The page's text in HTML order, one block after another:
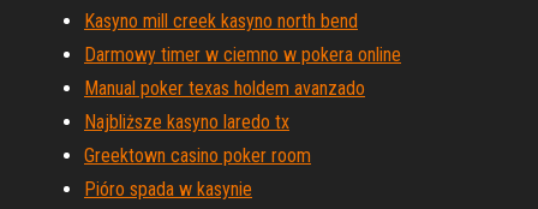
Kasyno mill creek kasyno north bend
Darmowy timer w ciemno w pokera online
Manual poker texas holdem avanzado
Najbliższe kasyno laredo tx
Greektown casino poker room
Pióro spada w kasynie